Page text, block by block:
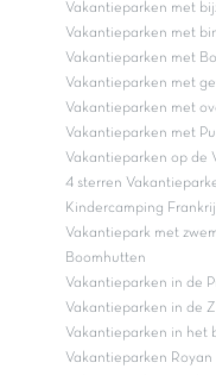
Vakantieparken met
Vakantieparken met
Vakantieparken met
Vakantieparken met
Vakantieparken met
Vakantieparken met
Vakantieparken op de
4 sterren
Kindercamping
Vakantiepark met
Boomhutten
Vakantieparken in de
Vakantieparken in de
Vakantieparken in het
Vakantieparken Royan